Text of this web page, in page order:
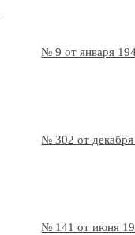
№ 9 от января
№ 302 от
№ 141 от июня